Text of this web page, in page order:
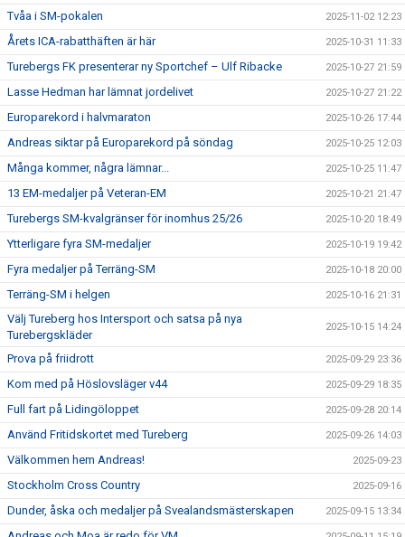
Tvåa i SM-pokalen 2025-11-02 12:23
Årets ICA-rabatthäften är här 2025-10-31 11:33
Turebergs FK presenterar ny Sportchef – Ulf Ribacke 2025-10-27 21:59
Lasse Hedman har lämnat jordelivet 2025-10-27 21:22
Europarekord i halvmaraton 2025-10-26 17:44
Andreas siktar på Europarekord på söndag 2025-10-25 12:03
Många kommer, några lämnar... 2025-10-25 11:47
13 EM-medaljer på Veteran-EM 2025-10-21 21:47
Turebergs SM-kvalgränser för inomhus 25/26 2025-10-20 18:49
Ytterligare fyra SM-medaljer 2025-10-19 19:42
Fyra medaljer på Terräng-SM 2025-10-18 20:00
Terräng-SM i helgen 2025-10-16 21:31
Välj Tureberg hos Intersport och satsa på nya
Turebergskläder
2025-10-15 14:24
Prova på friidrott 2025-09-29 23:36
Kom med på Höslovsläger v44 2025-09-29 18:35
Full fart på Lidingöloppet 2025-09-28 20:14
Använd Fritidskortet med Tureberg 2025-09-26 14:03
Välkommen hem Andreas! 2025-09-23
Stockholm Cross Country 2025-09-16
Dunder, åska och medaljer på Svealandsmästerskapen 2025-09-15 13:34